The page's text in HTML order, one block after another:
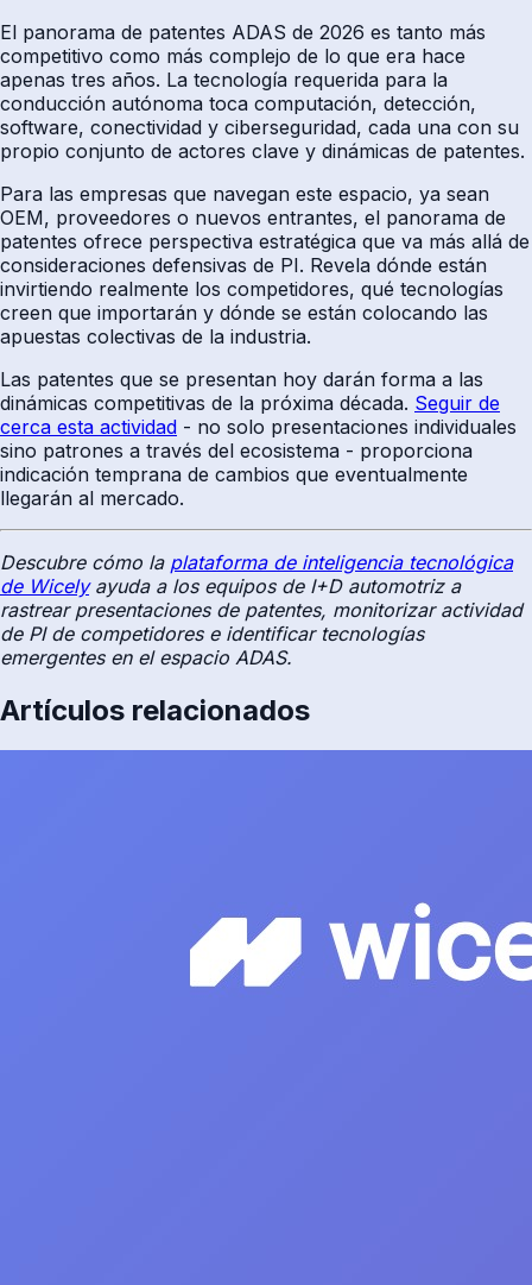
El panorama de patentes ADAS de 2026 es tanto más
competitivo como más complejo de lo que era hace
apenas tres años. La tecnología requerida para la
conducción autónoma toca computación, detección,
software, conectividad y ciberseguridad, cada una con su
propio conjunto de actores clave y dinámicas de patentes.
Para las empresas que navegan este espacio, ya sean
OEM, proveedores o nuevos entrantes, el panorama de
patentes ofrece perspectiva estratégica que va más allá de
consideraciones defensivas de PI. Revela dónde están
invirtiendo realmente los competidores, qué tecnologías
creen que importarán y dónde se están colocando las
apuestas colectivas de la industria.
Las patentes que se presentan hoy darán forma a las
dinámicas competitivas de la próxima década. Seguir de
cerca esta actividad - no solo presentaciones individuales
sino patrones a través del ecosistema - proporciona
indicación temprana de cambios que eventualmente
llegarán al mercado.
Descubre cómo la plataforma de inteligencia tecnológica
de Wicelyayuda a los equipos de I+D automotriz a
rastrear presentaciones de patentes, monitorizar actividad
de PI de competidores e identificar tecnologías
emergentes en el espacio ADAS.
Artículos relacionados